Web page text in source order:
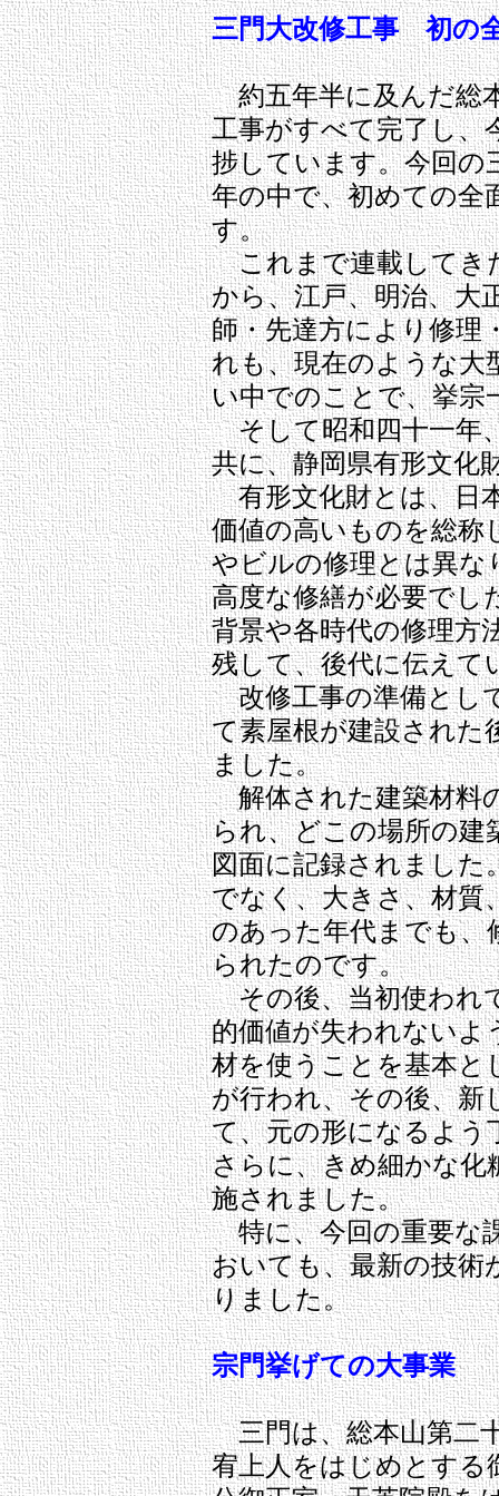
三門大改修工事 初の
約五年半に及んだ総
工事がすべて完了し、
捗しています。今回の
年の中で、初めての全
す。
これまで連載してき
から、江戸、明治、大
師・先達方により修理
れも、現在のような大
い中でのことで、挙宗
そして昭和四十一年
共に、静岡県有形文化
有形文化財とは、日
価値の高いものを総称
やビルの修理とは異な
高度な修繕が必要でし
背景や各時代の修理方
残して、後代に伝えて
改修工事の準備とし
て素屋根が建設された
ました。
解体された建築材料
られ、どこの場所の建
図面に記録されました
でなく、大きさ、材質
のあった年代までも、
られたのです。
その後、当初使われ
的価値が失われないよ
材を使うことを基本と
が行われ、その後、新
て、元の形になるよう
さらに、きめ細かな化
施されました。
特に、今回の重要な
おいても、最新の技術
りました。
宗門挙げての大事業
三門は、総本山第二
宥上人をはじめとする